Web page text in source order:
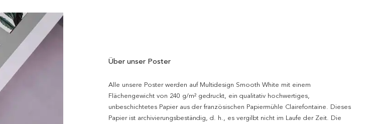
Über unser Poster
Alle unsere Poster werden auf Multidesign Smooth White mit einem
Flächengewicht von 240 g/m² gedruckt, ein qualitativ hochwertiges,
unbeschichtetes Papier aus der französischen Papiermühle Clairefontaine. Dieses
Papier ist archivierungsbeständig, d. h., es vergilbt nicht im Laufe der Zeit. Die